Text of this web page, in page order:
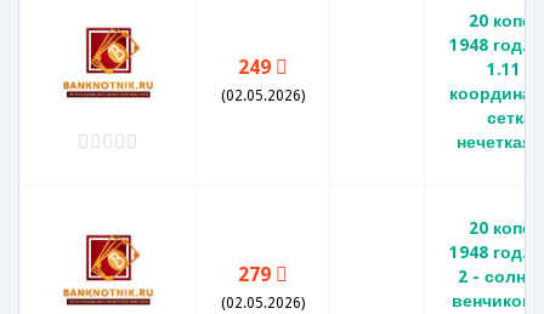
249
(02.05.2026)
20
1948 год.
1.11 -
сетка
279
(02.05.2026)
20
1948 год.
2 -
венчиком,